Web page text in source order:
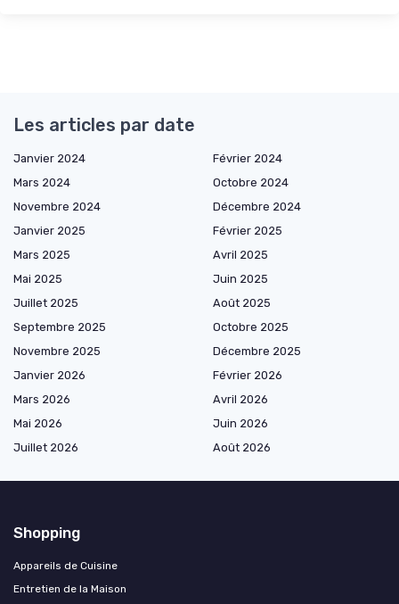
Les articles par date
Janvier 2024
Février 2024
Mars 2024
Octobre 2024
Novembre 2024
Décembre 2024
Janvier 2025
Février 2025
Mars 2025
Avril 2025
Mai 2025
Juin 2025
Juillet 2025
Août 2025
Septembre 2025
Octobre 2025
Novembre 2025
Décembre 2025
Janvier 2026
Février 2026
Mars 2026
Avril 2026
Mai 2026
Juin 2026
Juillet 2026
Août 2026
Shopping
Appareils de Cuisine
Entretien de la Maison